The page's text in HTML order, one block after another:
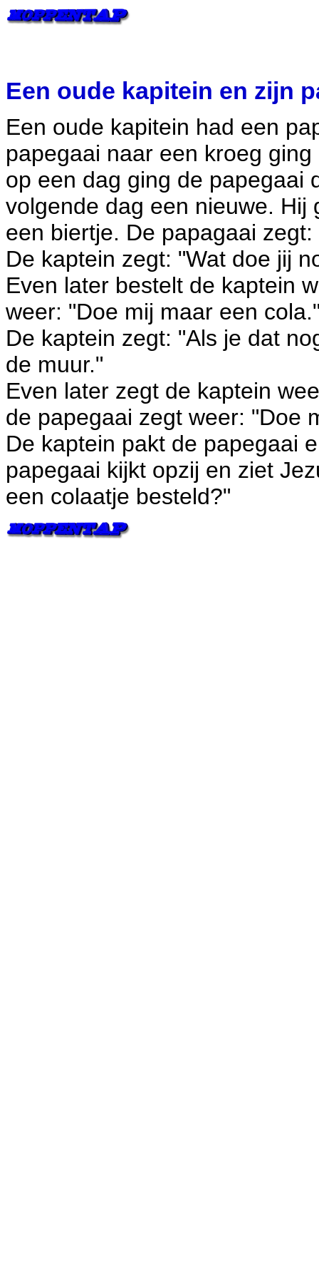
Een oude kapitein en zijn
Een oude kapitein had een
papegaai naar een kroeg
op een dag ging de papegaai
volgende dag een nieuwe.
een biertje. De papagaai
De kaptein zegt: "Wat doe jij
Even later bestelt de kaptein
weer: "Doe mij maar een
De kaptein zegt: "Als je dat
de muur."
Even later zegt de kaptein
de papegaai zegt weer: "Doe
De kaptein pakt de papegaai
papegaai kijkt opzij en ziet
een colaatje besteld?"